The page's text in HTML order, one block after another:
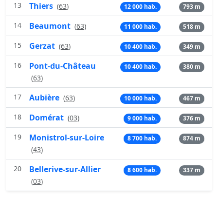
13 Thiers (63) 12 000 hab. 793 m
14 Beaumont (63) 11 000 hab. 518 m
15 Gerzat (63) 10 400 hab. 349 m
16 Pont-du-Château
(63)
10 400 hab. 380 m
17 Aubière (63) 10 000 hab. 467 m
18 Domérat (03) 9 000 hab. 376 m
19 Monistrol-sur-Loire
(43)
8 700 hab. 874 m
20 Bellerive-sur-Allier
(03)
8 600 hab. 337 m